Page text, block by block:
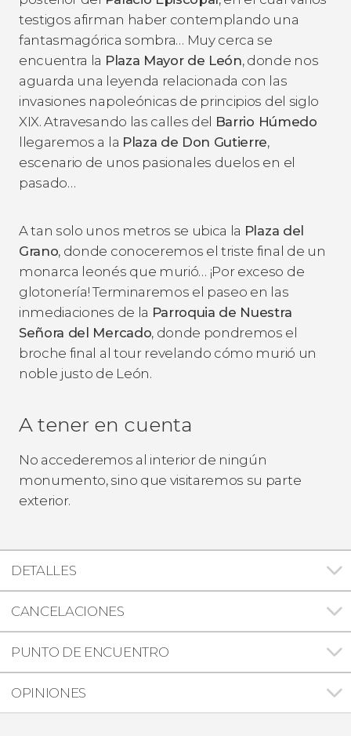
testigos afirman haber contemplando una
fantasmagórica sombra… Muy cerca se
encuentra la Plaza Mayor de León, donde nos
aguarda una leyenda relacionada con las
invasiones napoleónicas de principios del siglo
XIX. Atravesando las calles del Barrio Húmedo
llegaremos a la Plaza de Don Gutierre,
escenario de unos pasionales duelos en el
pasado…
A tan solo unos metros se ubica la Plaza del
Grano, donde conoceremos el triste final de un
monarca leonés que murió… ¡Por exceso de
glotonería! Terminaremos el paseo en las
inmediaciones de la Parroquia de Nuestra
Señora del Mercado, donde pondremos el
broche final al tour revelando cómo murió un
noble justo de León.
A tener en cuenta
No accederemos al interior de ningún
monumento, sino que visitaremos su parte
exterior.
DETALLES
CANCELACIONES
PUNTO DE ENCUENTRO
OPINIONES